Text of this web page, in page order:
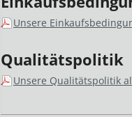
Unsere
Qualitätspolitik
Unsere Qualitätspolitik